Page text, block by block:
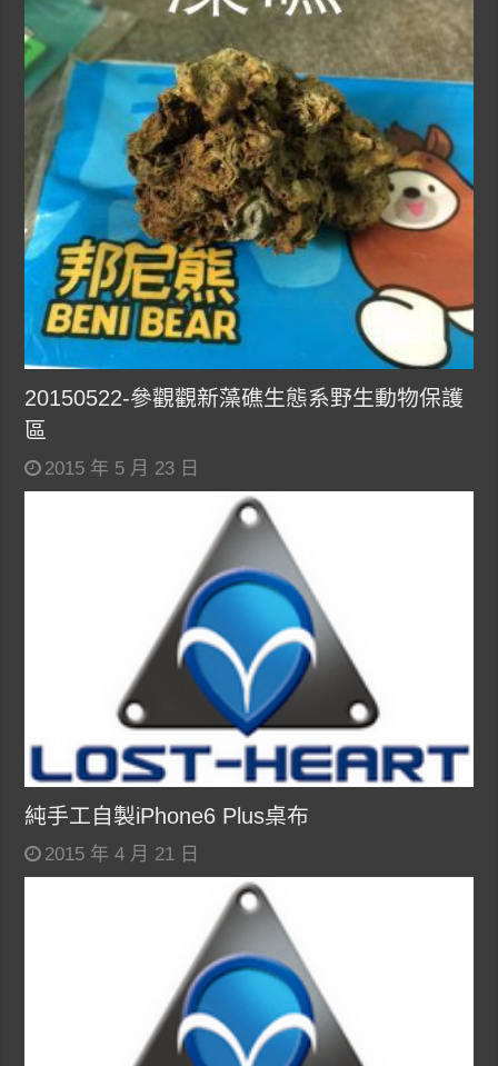
20150522-參觀觀新藻礁生態系野生動物保護
區
2015 年 5 月 23 日
純手工自製iPhone6 Plus桌布
2015 年 4 月 21 日